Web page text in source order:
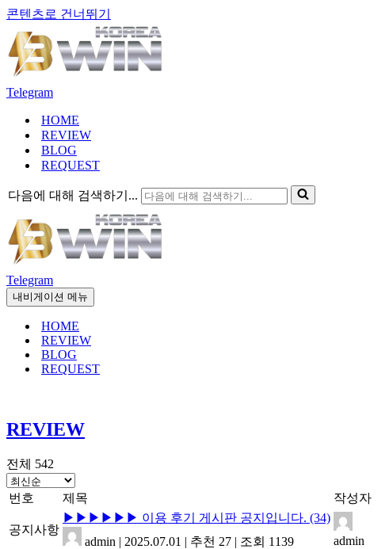
콘텐츠로 건너뛰기
Telegram
HOME
REVIEW
BLOG
REQUEST
다음에 대해 검색하기...
Telegram
내비게이션 메뉴
HOME
REVIEW
BLOG
REQUEST
REVIEW
전체 542
번호 제목 작성자
공지사항
▶▶▶▶▶▶ 이용 후기 게시판 공지입니다. (34)
admin | 2025.07.01 | 추천 27 | 조회 1139 admin